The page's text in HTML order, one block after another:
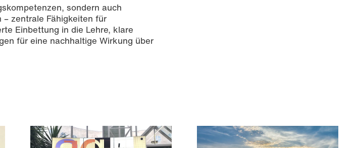
sondern auch
zentrale Fähigkeiten für
Einbettung in die Lehre, klare
für eine nachhaltige Wirkung über